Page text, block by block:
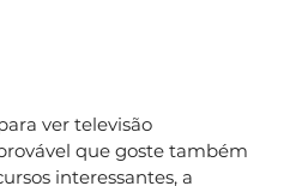
ver televisão
que goste também
interessantes, a